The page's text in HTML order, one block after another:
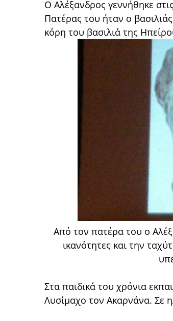
Ο Αλέξανδρος γεννήθηκε
Πατέρας του ήταν ο
κόρη του βασιλιά της
Από τον πατέρα του ο
ικανότητες και την
Στα παιδικά του χρόνια
Λυσίμαχο τον Ακαρνάνα. Σε